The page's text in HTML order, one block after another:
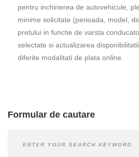
pentru inchirierea de autovehicule,
minime solicitate (perioada, model,
pretului in functie de varsta
selectate si actualizarea
diferite modalitati de plata online.
Formular de cautare